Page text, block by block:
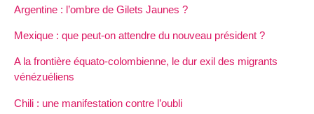
Argentine : l’ombre de Gilets Jaunes ?
Mexique : que peut-on attendre du nouveau président ?
A la frontière équato-colombienne, le dur exil des migrants
vénézuéliens
Chili : une manifestation contre l’oubli